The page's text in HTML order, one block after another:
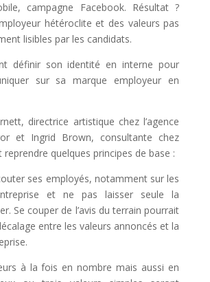
campagne Facebook. Résultat ?
hétéroclite et des valeurs pas
lisibles par les candidats.
définir son identité en interne pour
sur sa marque employeur en
directrice artistique chez l’agence
et Ingrid Brown, consultante chez
quelques principes de base :
ses employés, notamment sur les
et ne pas laisser seule la
Se couper de l’avis du terrain pourrait
entre les valeurs annoncés et la
à la fois en nombre mais aussi en